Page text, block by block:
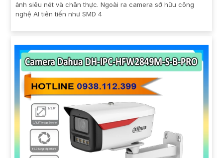
ảnh siêu nét và chân thực. Ngoài ra camera sở hữu công
nghệ AI tiên tiến như SMD 4